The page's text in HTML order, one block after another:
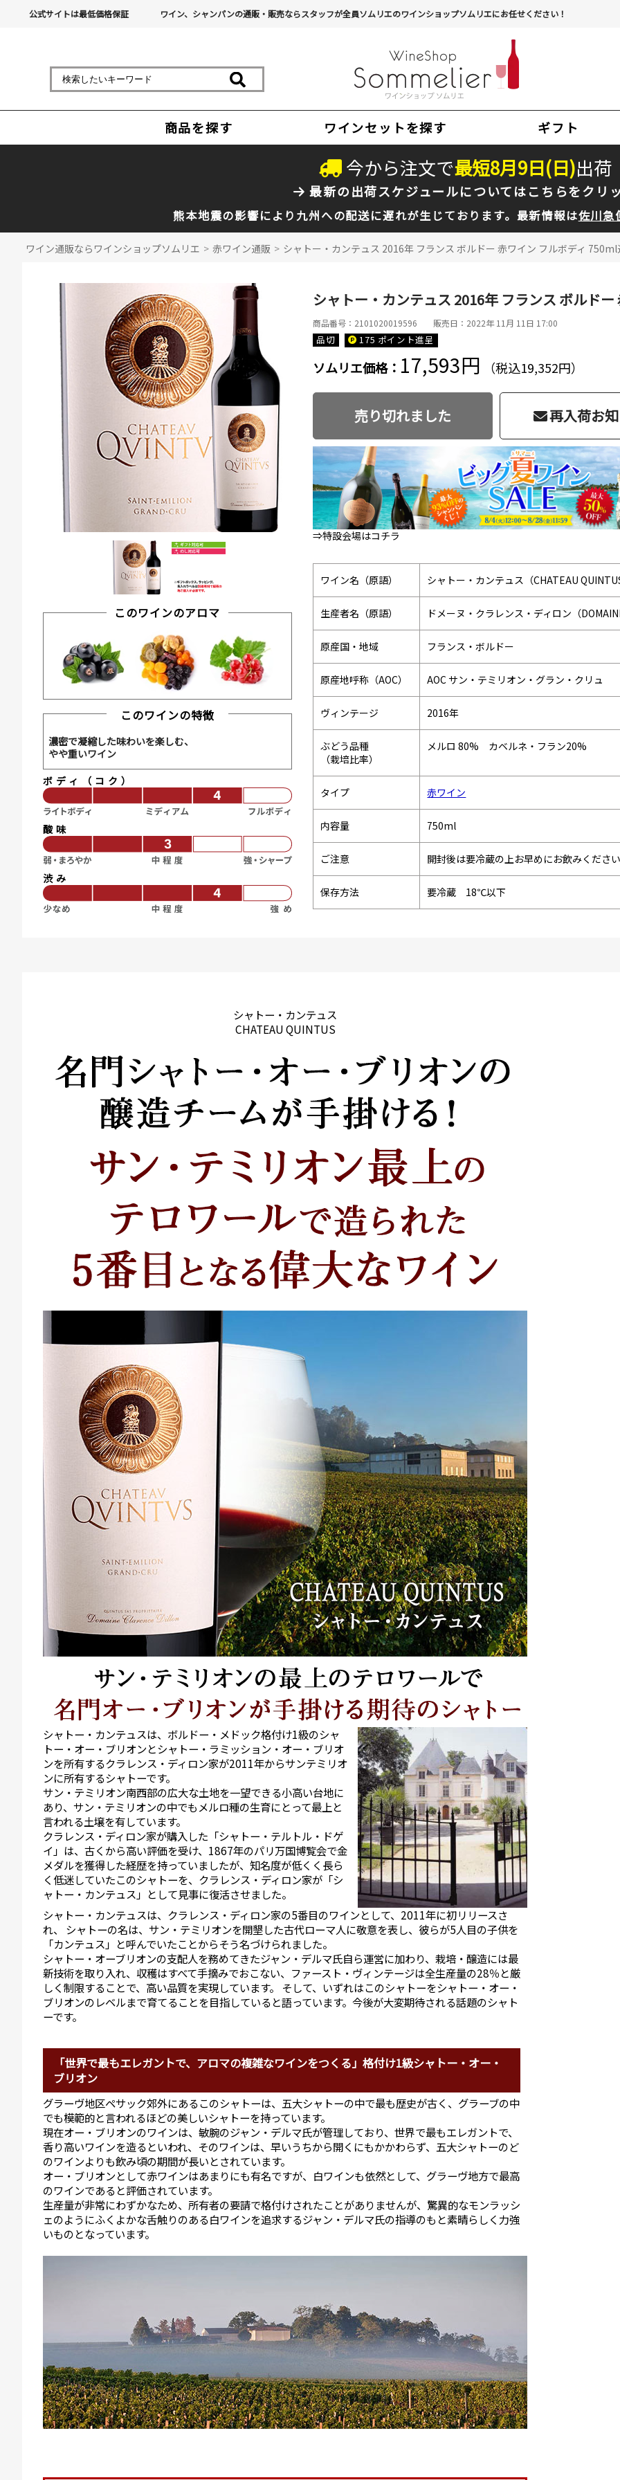
公式サイトは最低価格保証 ワイン、シャンパンの通販・販売ならスタッフが全員ソムリエのワインショップソムリエにお任せください！
商品を探す ワインセットを探す ギフト
今から注文で最短8月9日(日)出荷
最新の出荷スケジュールについてはこちらをクリ
熊本地震の影響により九州への配送に遅れが生じております。最新情報は佐川急
ワイン通販ならワインショップソムリエ > 赤ワイン通販 > シャトー・カンテュス 2016年 フランス ボルドー 赤ワイン フルボディ 750ml
このワインのアロマ
このワインの特徴
濃密で凝縮した味わいを楽しむ、
やや重いワイン
ボディ（コク）
酸味
渋み
シャトー・カンテュス 2016年 フランス ボルド
商品番号：2101020019596 販売日：2022年 11月 11日 17:00
品切 175 ポイント進呈
ソムリエ価格： 17,593円 （税込19,352円）
売り切れました 再入荷お
⇒特設会場はコチラ
ワイン名（原語） シャトー・カンテュス（CHATEAU
生産者名（原語） ドメーヌ・クラレンス・ディロン（
原産国・地域 フランス・ボルドー
原産地呼称（AOC） AOC サン・テミリオン・グラン・クリュ
ヴィンテージ 2016年
ぶどう品種
（栽培比率）
メルロ 80% カベルネ・フラン20%
タイプ 赤ワイン
内容量 750ml
ご注意 開封後は要冷蔵の上お早めにお飲みくださ
保存方法 要冷蔵 18℃以下
シャトー・カンテュス
CHATEAU QUINTUS
シャトー・カンテュスは、ボルドー・メドック格付け1級のシャ
トー・オー・ブリオンとシャトー・ラミッション・オー・ブリオ
ンを所有するクラレンス・ディロン家が2011年からサンテミリオ
ンに所有するシャトーです。
サン・テミリオン南西部の広大な土地を一望できる小高い台地に
あり、サン・テミリオンの中でもメルロ種の生育にとって最上と
言われる土壌を有しています。
クラレンス・ディロン家が購入した「シャトー・テルトル・ドゲ
イ」は、古くから高い評価を受け、1867年のパリ万国博覧会で金
メダルを獲得した経歴を持っていましたが、知名度が低くく長ら
く低迷していたこのシャトーを、クラレンス・ディロン家が「シ
ャトー・カンテュス」として見事に復活させました。
シャトー・カンテュスは、クラレンス・ディロン家の5番目のワインとして、2011年に初リリースさ
れ、 シャトーの名は、サン・テミリオンを開墾した古代ローマ人に敬意を表し、彼らが5人目の子供を
「カンテュス」と呼んでいたことからそう名づけられました。
シャトー・オーブリオンの支配人を務めてきたジャン・デルマ氏自ら運営に加わり、栽培・醸造には最
新技術を取り入れ、収穫はすべて手摘みでおこない、ファースト・ヴィンテージは全生産量の28％と厳
しく制限することで、高い品質を実現しています。 そして、いずれはこのシャトーをシャトー・オー・
ブリオンのレベルまで育てることを目指していると語っています。今後が大変期待される話題のシャト
ーです。
「世界で最もエレガントで、アロマの複雑なワインをつくる」格付け1級シャトー・オー・
ブリオン
グラーヴ地区ペサック郊外にあるこのシャトーは、五大シャトーの中で最も歴史が古く、グラーブの中
でも模範的と言われるほどの美しいシャトーを持っています。
現在オー・ブリオンのワインは、敏腕のジャン・デルマ氏が管理しており、世界で最もエレガントで、
香り高いワインを造るといわれ、そのワインは、早いうちから開くにもかかわらず、五大シャトーのど
のワインよりも飲み頃の期間が長いとされています。
オー・ブリオンとして赤ワインはあまりにも有名ですが、白ワインも依然として、グラーヴ地方で最高
のワインであると評価されています。
生産量が非常にわずかなため、所有者の要請で格付けされたことがありませんが、驚異的なモンラッシ
ェのようにふくよかな舌触りのある白ワインを追求するジャン・デルマ氏の指導のもと素晴らしく力強
いものとなっています。